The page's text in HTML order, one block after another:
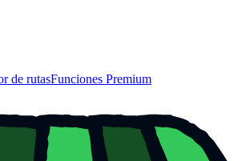
de rutasFunciones Premium